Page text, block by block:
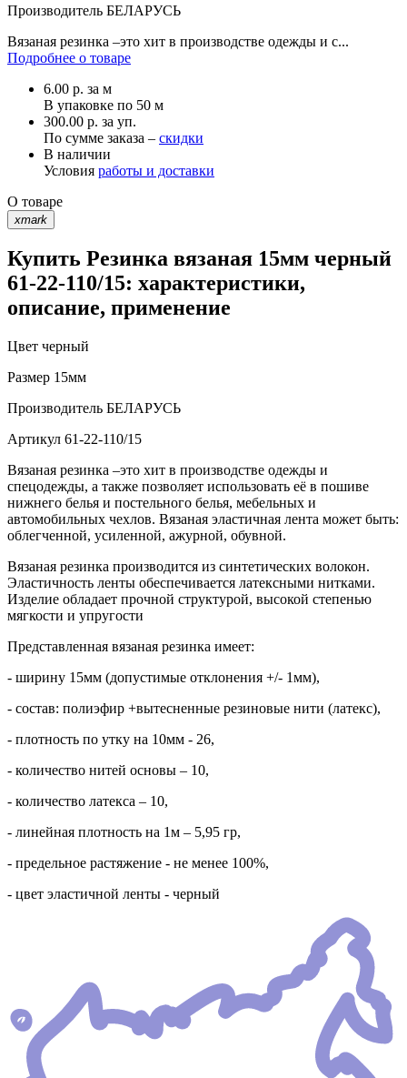
Производитель БЕЛАРУСЬ
Вязаная резинка –это хит в производстве одежды и с...
Подробнее о товаре
6.00 р. за м
В упаковке по 50 м
300.00 р. за уп.
По сумме заказа – скидки
В наличии
Условия работы и доставки
О товаре
xmark
Купить Резинка вязаная 15мм черный
61-22-110/15: характеристики,
описание, применение
Цвет черный
Размер 15мм
Производитель БЕЛАРУСЬ
Артикул 61-22-110/15
Вязаная резинка –это хит в производстве одежды и
спецодежды, а также позволяет использовать её в пошиве
нижнего белья и постельного белья, мебельных и
автомобильных чехлов. Вязаная эластичная лента может быть:
облегченной, усиленной, ажурной, обувной.
Вязаная резинка производится из синтетических волокон.
Эластичность ленты обеспечивается латексными нитками.
Изделие обладает прочной структурой, высокой степенью
мягкости и упругости
Представленная вязаная резинка имеет:
- ширину 15мм (допустимые отклонения +/- 1мм),
- состав: полиэфир +вытесненные резиновые нити (латекс),
- плотность по утку на 10мм - 26,
- количество нитей основы – 10,
- количество латекса – 10,
- линейная плотность на 1м – 5,95 гр,
- предельное растяжение - не менее 100%,
- цвет эластичной ленты - черный